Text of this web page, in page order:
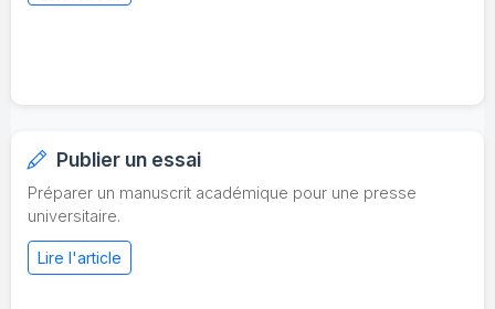
Publier un essai
Préparer un manuscrit académique pour une presse
universitaire.
Lire l'article